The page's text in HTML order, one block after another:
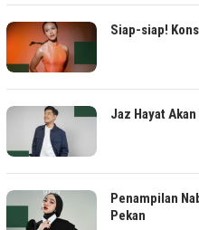
Siap-siap!
Jaz Hayat
Penampilan
Pekan